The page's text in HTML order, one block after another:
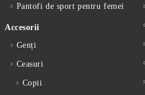
Pantofi de sport pentru femei
Accesorii
Genți
Ceasuri
Copii